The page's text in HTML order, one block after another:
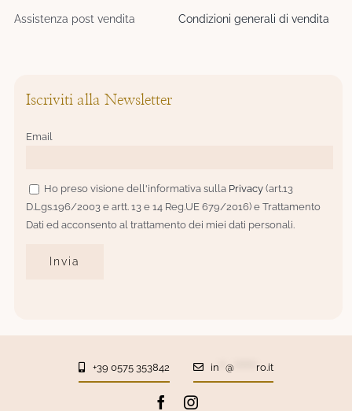
Assistenza post vendita Condizioni generali di vendita
Iscriviti alla Newsletter
Email
Ho preso visione dell'informativa sulla Privacy (art.13
D.Lgs.196/2003 e artt. 13 e 14 Reg.UE 679/2016) e Trattamento
Dati ed acconsento al trattamento dei miei dati personali.
+39 0575 353842 in @******* ro.it